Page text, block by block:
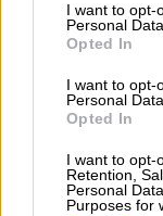
I want to opt-
Personal Data.
Opted In
I want to opt-
Personal
Opted In
I want to opt-
Retention,
Personal
Purposes for
El principal